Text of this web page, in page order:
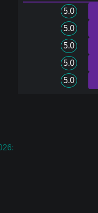
5.0
5.0
5.0
5.0
5.0